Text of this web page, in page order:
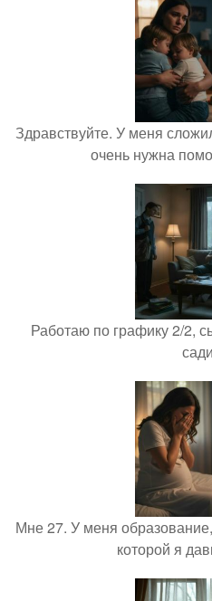
Здравствуйте. У меня
очень нужна
Работаю по графику 2/2,
Мне 27. У меня
которой я